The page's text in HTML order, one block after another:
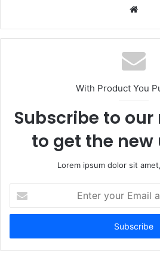
With Product You
Subscribe to
to get the
Lorem ipsum dolor sit
your
Email